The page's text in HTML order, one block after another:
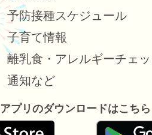
予防接種スケジュール
子育て情報
離乳食・アレルギーチェ
通知など
アプリのダウンロードはこちら